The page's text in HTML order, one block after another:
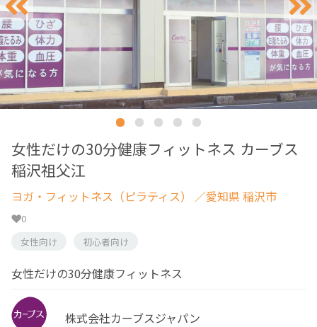
女性だけの30分健康フィットネス カーブス
稲沢祖父江
ヨガ・フィットネス（ピラティス） ／愛知県 稲沢市
0
女性向け
初心者向け
女性だけの30分健康フィットネス
株式会社カーブスジャパン